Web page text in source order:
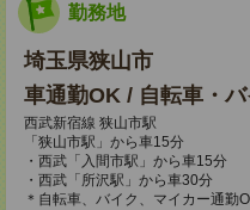
勤務地
埼玉県狭山市
車通勤OK / 自転車・
西武新宿線 狭山市駅
「狭山市駅」から車15分
・西武「入間市駅」から車15分
・西武「所沢駅」から車30分
＊自転車、バイク、マイカー通勤